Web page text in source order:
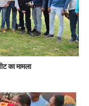
का मामला